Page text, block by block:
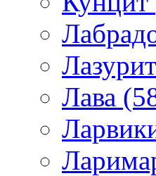
Лава